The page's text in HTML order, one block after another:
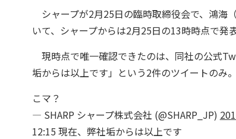
シャープが2月25日の臨時取締役会で、鴻海
いて、シャープからは2月25日の13時時点で発
現時点で唯一確認できたのは、同社の公式
垢からは以上です」という2件のツイートのみ。
こマ？
— SHARP シャープ株式会社 (@SHARP_JP)
12:15 現在、弊社垢からは以上です